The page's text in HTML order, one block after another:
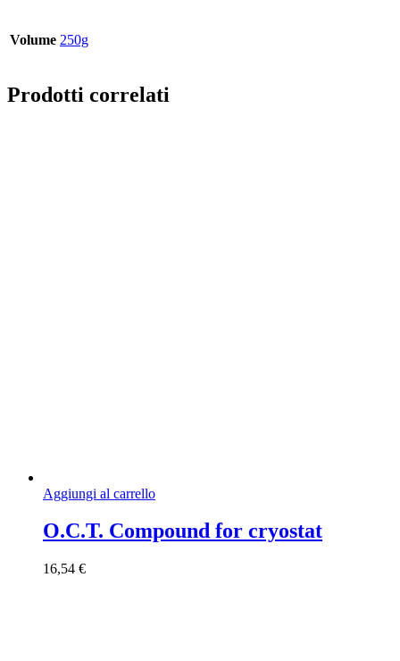
Volume 250g
Prodotti correlati
Aggiungi al carrello
O.C.T. Compound for cryostat
16,54 €